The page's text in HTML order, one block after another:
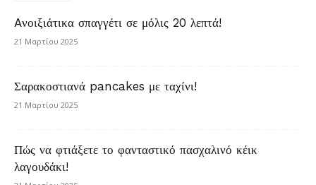
Aνοιξιάτικα σπαγγέτι σε μόλις 20 λεπτά!
21 Μαρτίου 2025
Σαρακοστιανά pancakes με ταχίνι!
21 Μαρτίου 2025
Πώς να φτιάξετε το φανταστικό πασχαλινό κέικ
λαγουδάκι!